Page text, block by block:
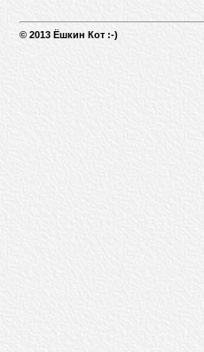
© 2013 Ёшкин Кот :-)